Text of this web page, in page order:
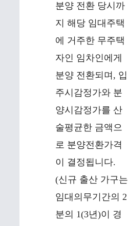
분양 전환 당시까
지 해당 임대주택
에 거주한 무주택
자인 임차인에게
분양 전환되며, 입
주시감정가와 분
양시감정가를 산
술평균한 금액으
로 분양전환가격
이 결정됩니다.
(신규 출산 가구는
임대의무기간의 2
분의 1(3년)이 경